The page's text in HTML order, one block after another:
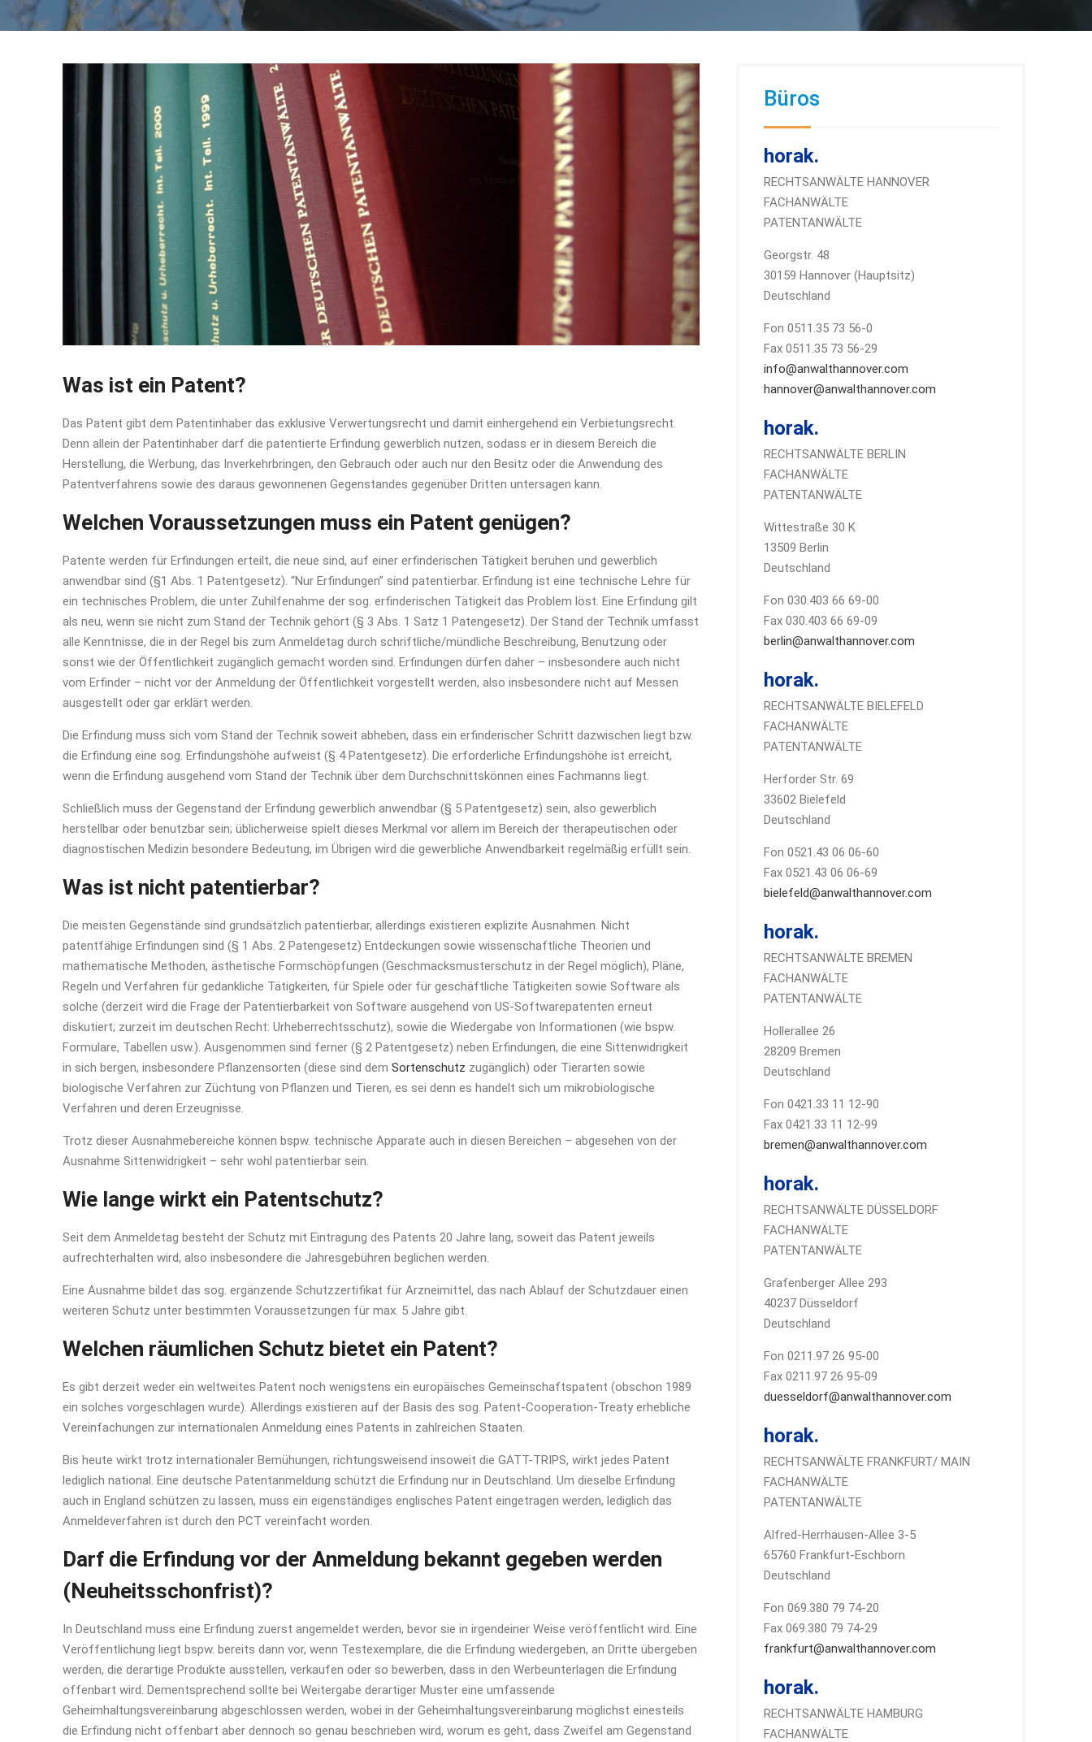
Was ist ein Patent?
Das Patent gibt dem Patentinhaber das exklusive Verwertungsrecht und damit einhergehend ein Verbietungsrecht.
Denn allein der Patentinhaber darf die patentierte Erfindung gewerblich nutzen, sodass er in diesem Bereich die
Herstellung, die Werbung, das Inverkehrbringen, den Gebrauch oder auch nur den Besitz oder die Anwendung des
Patentverfahrens sowie des daraus gewonnenen Gegenstandes gegenüber Dritten untersagen kann.
Welchen Voraussetzungen muss ein Patent genügen?
Patente werden für Erfindungen erteilt, die neue sind, auf einer erfinderischen Tätigkeit beruhen und gewerblich
anwendbar sind (§1 Abs. 1 Patentgesetz). “Nur Erfindungen” sind patentierbar. Erfindung ist eine technische Lehre für
ein technisches Problem, die unter Zuhilfenahme der sog. erfinderischen Tätigkeit das Problem löst. Eine Erfindung gilt
als neu, wenn sie nicht zum Stand der Technik gehört (§ 3 Abs. 1 Satz 1 Patengesetz). Der Stand der Technik umfasst
alle Kenntnisse, die in der Regel bis zum Anmeldetag durch schriftliche/mündliche Beschreibung, Benutzung oder
sonst wie der Öffentlichkeit zugänglich gemacht worden sind. Erfindungen dürfen daher – insbesondere auch nicht
vom Erfinder – nicht vor der Anmeldung der Öffentlichkeit vorgestellt werden, also insbesondere nicht auf Messen
ausgestellt oder gar erklärt werden.
Die Erfindung muss sich vom Stand der Technik soweit abheben, dass ein erfinderischer Schritt dazwischen liegt bzw.
die Erfindung eine sog. Erfindungshöhe aufweist (§ 4 Patentgesetz). Die erforderliche Erfindungshöhe ist erreicht,
wenn die Erfindung ausgehend vom Stand der Technik über dem Durchschnittskönnen eines Fachmanns liegt.
Schließlich muss der Gegenstand der Erfindung gewerblich anwendbar (§ 5 Patentgesetz) sein, also gewerblich
herstellbar oder benutzbar sein; üblicherweise spielt dieses Merkmal vor allem im Bereich der therapeutischen oder
diagnostischen Medizin besondere Bedeutung, im Übrigen wird die gewerbliche Anwendbarkeit regelmäßig erfüllt sein.
Was ist nicht patentierbar?
Die meisten Gegenstände sind grundsätzlich patentierbar, allerdings existieren explizite Ausnahmen. Nicht
patentfähige Erfindungen sind (§ 1 Abs. 2 Patengesetz) Entdeckungen sowie wissenschaftliche Theorien und
mathematische Methoden, ästhetische Formschöpfungen (Geschmacksmusterschutz in der Regel möglich), Pläne,
Regeln und Verfahren für gedankliche Tätigkeiten, für Spiele oder für geschäftliche Tätigkeiten sowie Software als
solche (derzeit wird die Frage der Patentierbarkeit von Software ausgehend von US-Softwarepatenten erneut
diskutiert; zurzeit im deutschen Recht: Urheberrechtsschutz), sowie die Wiedergabe von Informationen (wie bspw.
Formulare, Tabellen usw.). Ausgenommen sind ferner (§ 2 Patentgesetz) neben Erfindungen, die eine Sittenwidrigkeit
in sich bergen, insbesondere Pflanzensorten (diese sind dem Sortenschutz zugänglich) oder Tierarten sowie
biologische Verfahren zur Züchtung von Pflanzen und Tieren, es sei denn es handelt sich um mikrobiologische
Verfahren und deren Erzeugnisse.
Trotz dieser Ausnahmebereiche können bspw. technische Apparate auch in diesen Bereichen – abgesehen von der
Ausnahme Sittenwidrigkeit – sehr wohl patentierbar sein.
Wie lange wirkt ein Patentschutz?
Seit dem Anmeldetag besteht der Schutz mit Eintragung des Patents 20 Jahre lang, soweit das Patent jeweils
aufrechterhalten wird, also insbesondere die Jahresgebühren beglichen werden.
Eine Ausnahme bildet das sog. ergänzende Schutzzertifikat für Arzneimittel, das nach Ablauf der Schutzdauer einen
weiteren Schutz unter bestimmten Voraussetzungen für max. 5 Jahre gibt.
Welchen räumlichen Schutz bietet ein Patent?
Es gibt derzeit weder ein weltweites Patent noch wenigstens ein europäisches Gemeinschaftspatent (obschon 1989
ein solches vorgeschlagen wurde). Allerdings existieren auf der Basis des sog. Patent-Cooperation-Treaty erhebliche
Vereinfachungen zur internationalen Anmeldung eines Patents in zahlreichen Staaten.
Bis heute wirkt trotz internationaler Bemühungen, richtungsweisend insoweit die GATT-TRIPS, wirkt jedes Patent
lediglich national. Eine deutsche Patentanmeldung schützt die Erfindung nur in Deutschland. Um dieselbe Erfindung
auch in England schützen zu lassen, muss ein eigenständiges englisches Patent eingetragen werden, lediglich das
Anmeldeverfahren ist durch den PCT vereinfacht worden.
Darf die Erfindung vor der Anmeldung bekannt gegeben werden
(Neuheitsschonfrist)?
In Deutschland muss eine Erfindung zuerst angemeldet werden, bevor sie in irgendeiner Weise veröffentlicht wird. Eine
Veröffentlichung liegt bspw. bereits dann vor, wenn Testexemplare, die die Erfindung wiedergeben, an Dritte übergeben
werden, die derartige Produkte ausstellen, verkaufen oder so bewerben, dass in den Werbeunterlagen die Erfindung
offenbart wird. Dementsprechend sollte bei Weitergabe derartiger Muster eine umfassende
Geheimhaltungsvereinbarung abgeschlossen werden, wobei in der Geheimhaltungsvereinbarung möglichst einesteils
die Erfindung nicht offenbart aber dennoch so genau beschrieben wird, worum es geht, dass Zweifel am Gegenstand
Büros
horak.
RECHTSANWÄLTE HANNOVER
FACHANWÄLTE
PATENTANWÄLTE
Georgstr. 48
30159 Hannover (Hauptsitz)
Deutschland
Fon 0511.35 73 56-0
Fax 0511.35 73 56-29
info@anwalthannover.com
hannover@anwalthannover.com
horak.
RECHTSANWÄLTE BERLIN
FACHANWÄLTE
PATENTANWÄLTE
Wittestraße 30 K
13509 Berlin
Deutschland
Fon 030.403 66 69-00
Fax 030.403 66 69-09
berlin@anwalthannover.com
horak.
RECHTSANWÄLTE BIELEFELD
FACHANWÄLTE
PATENTANWÄLTE
Herforder Str. 69
33602 Bielefeld
Deutschland
Fon 0521.43 06 06-60
Fax 0521.43 06 06-69
bielefeld@anwalthannover.com
horak.
RECHTSANWÄLTE BREMEN
FACHANWÄLTE
PATENTANWÄLTE
Hollerallee 26
28209 Bremen
Deutschland
Fon 0421.33 11 12-90
Fax 0421.33 11 12-99
bremen@anwalthannover.com
horak.
RECHTSANWÄLTE DÜSSELDORF
FACHANWÄLTE
PATENTANWÄLTE
Grafenberger Allee 293
40237 Düsseldorf
Deutschland
Fon 0211.97 26 95-00
Fax 0211.97 26 95-09
duesseldorf@anwalthannover.com
horak.
RECHTSANWÄLTE FRANKFURT/ MAIN
FACHANWÄLTE
PATENTANWÄLTE
Alfred-Herrhausen-Allee 3-5
65760 Frankfurt-Eschborn
Deutschland
Fon 069.380 79 74-20
Fax 069.380 79 74-29
frankfurt@anwalthannover.com
horak.
RECHTSANWÄLTE HAMBURG
FACHANWÄLTE